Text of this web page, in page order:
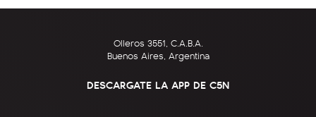
Olleros 3551, C.A.B.A.
Buenos Aires, Argentina
DESCARGATE LA APP DE C5N